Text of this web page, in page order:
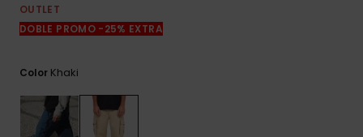
formulario de
contacto.
OUTLET
DOBLE PROMO -25% EXTRA
Color Khaki